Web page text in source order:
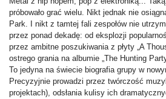
próbowało grać wielu. Nikt jednak nie
Park. I nikt z tamtej fali zespołów nie
przez ponad dekadę: od eksplozji
przez ambitne poszukiwania z płyty „A
ostrego grania na albumie „The Hunting
To jedyna na świecie biografia grupy w
Precyzyjnie prowadzi przez twórczość
projektach), odsłania kulisy ich